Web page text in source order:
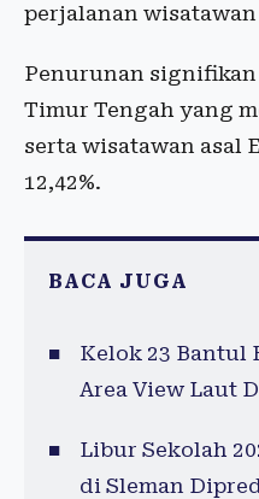
perjalanan
Penurunan
Timur Tengah yang
serta wisatawan asal
12,42%.
BACA JUGA
Kelok 23 Bantul
Area View Laut
Libur Sekolah
di Sleman